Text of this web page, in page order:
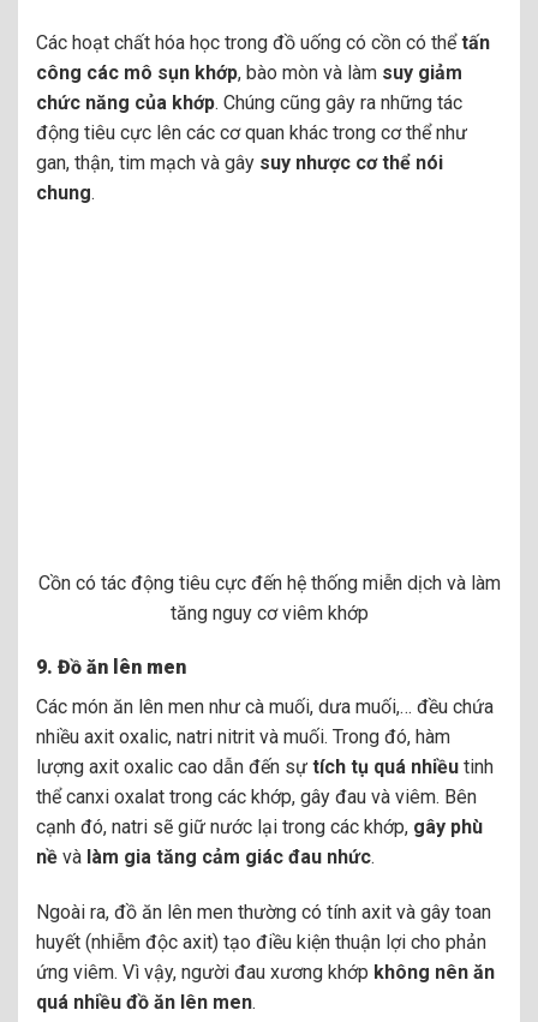
Các hoạt chất hóa học trong đồ uống có cồn có thểtấn
công các mô sụn khớp, bào mòn và làm suy giảm
chức năng của khớp. Chúng cũng gây ra những tác
động tiêu cực lên các cơ quan khác trong cơ thể như
gan, thận, tim mạch và gây suy nhược cơ thể nói
chung.
Cồn có tác động tiêu cực đến hệ thống miễn dịch và làm
tăng nguy cơ viêm khớp
9. Đồ ăn lên men
Các món ăn lên men như cà muối, dưa muối,… đều chứa
nhiều axit oxalic, natri nitrit và muối. Trong đó, hàm
lượng axit oxalic cao dẫn đến sự tích tụ quá nhiều tinh
thể canxi oxalat trong các khớp, gây đau và viêm. Bên
cạnh đó, natri sẽ giữ nước lại trong các khớp, gây phù
nề và làm gia tăng cảm giác đau nhức.
Ngoài ra, đồ ăn lên men thường có tính axit và gây toan
huyết (nhiễm độc axit) tạo điều kiện thuận lợi cho phản
ứng viêm. Vì vậy, người đau xương khớp không nên ăn
quá nhiều đồ ăn lên men.